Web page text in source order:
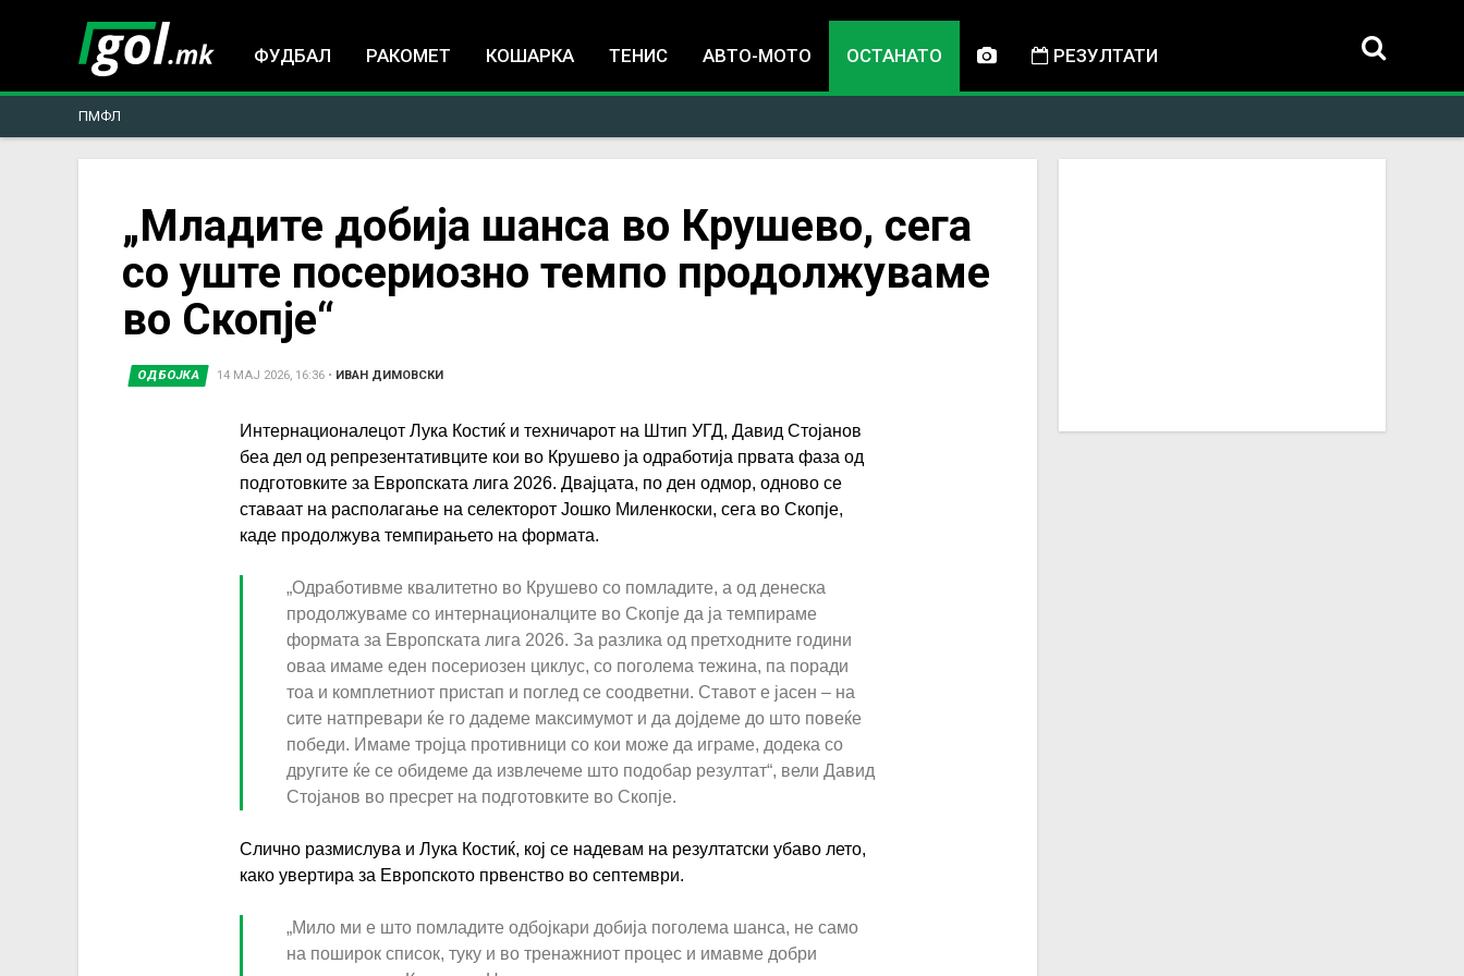
ФУДБАЛ РАКОМЕТ КОШАРКА ТЕНИС АВТО-МОТО ОСТАНАТО РЕЗУЛТАТИ
ПМФЛ
here
„Младите добија шанса во Крушево, сега
со уште посериозно темпо продолжуваме
во Скопје“
ОДБОЈКА 14 МАЈ 2026, 16:36• ИВАН ДИМОВСКИ
Интернационалецот Лука Костиќ и техничарот на Штип УГД, Давид Стојанов
беа дел од репрезентативците кои во Крушево ја одработија првата фаза од
подготовките за Европската лига 2026. Двајцата, по ден одмор, одново се
ставаат на располагање на селекторот Јошко Миленкоски, сега во Скопје,
каде продолжува темпирањето на формата.
„Одработивме квалитетно во Крушево со помладите, а од денеска
продолжуваме со интернационалците во Скопје да ја темпираме
формата за Европската лига 2026. За разлика од претходните години
оваа имаме еден посериозен циклус, со поголема тежина, па поради
тоа и комплетниот пристап и поглед се соодветни. Ставот е јасен – на
сите натпревари ќе го дадеме максимумот и да дојдеме до што повеќе
победи. Имаме тројца противници со кои може да играме, додека со
другите ќе се обидеме да извлечеме што подобар резултат“, вели Давид
Стојанов во пресрет на подготовките во Скопје.
Слично размислува и Лука Костиќ, кој се надевам на резултатски убаво лето,
како увертира за Европското првенство во септември.
„Мило ми е што помладите одбојкари добија поголема шанса, не само
на поширок список, туку и во тренажниот процес и имавме добри